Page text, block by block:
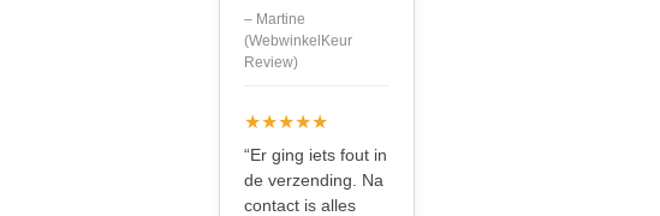
– Martine
(WebwinkelKeur
Review)
★★★★★
“Er ging iets fout in
de verzending. Na
contact is alles